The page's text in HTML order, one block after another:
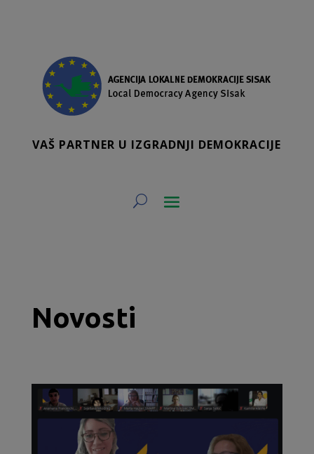
VAŠ PARTNER U IZGRADNJI DEMOKRACIJE
Novosti